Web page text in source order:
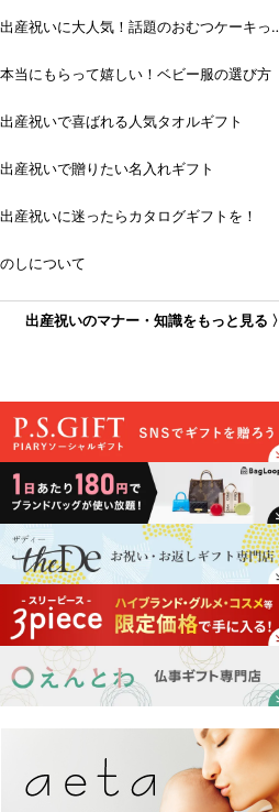
出産祝いに大人気！話題のおむつケーキっ
本当にもらって嬉しい！ベビー服の選び方
出産祝いで喜ばれる人気タオルギフト
出産祝いで贈りたい名入れギフト
出産祝いに迷ったらカタログギフトを！
のしについて
出産祝いのマナー・知識をもっと見る 〉